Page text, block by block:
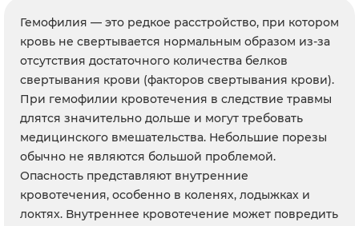
Гемофилия — это редкое расстройство, при котором
кровь не свертывается нормальным образом из-за
отсутствия достаточного количества белков
свертывания крови (факторов свертывания крови).
При гемофилии кровотечения в следствие травмы
длятся значительно дольше и могут требовать
медицинского вмешательства. Небольшие порезы
обычно не являются большой проблемой.
Опасность представляют внутренние
кровотечения, особенно в коленях, лодыжках и
локтях. Внутреннее кровотечение может повредить